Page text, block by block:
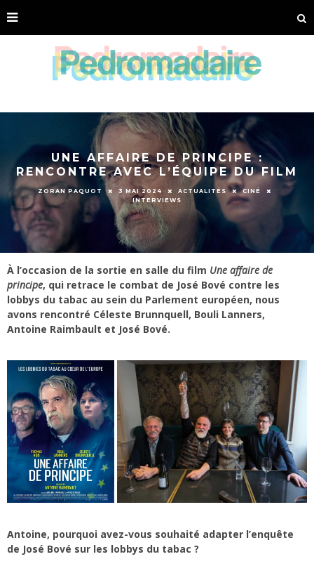
UNE AFFAIRE DE PRINCIPE :
RENCONTRE AVEC L’ÉQUIPE DU FILM
ZORAN PAQUOT 3 MAI 2024 ACTUALITÉS
CINÉ
INTERVIEWS
À l’occasion de la sortie en salle du film Une affaire de
principe, qui retrace le combat de José Bové contre les
lobbys du tabac au sein du Parlement européen, nous
avons rencontré Céleste Brunnquell, Bouli Lanners,
Antoine Raimbault et José Bové.
Antoine, pourquoi avez-vous souhaité adapter l’enquête
de José Bové sur les lobbys du tabac ?